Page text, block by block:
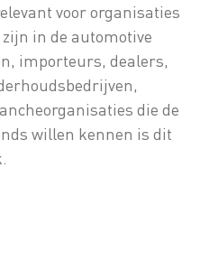
voor organisaties
in de automotive
importeurs, dealers,
die de
willen kennen is dit